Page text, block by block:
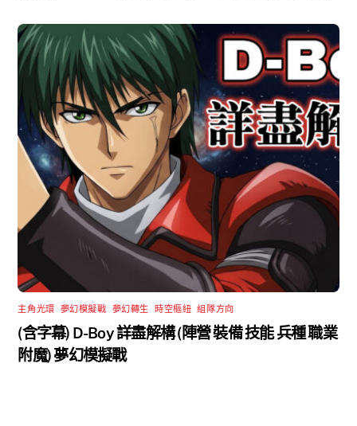
主角光環 夢幻模擬戰 夢幻轉生 時空樞紐 ,組隊方向
(含字幕) D-Boy 詳盡解構 (陣營 裝備 技能 兵種 職業
附魔) 夢幻模擬戰